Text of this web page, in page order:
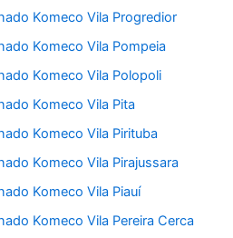
Komeco Vila Progredior
Komeco Vila Pompeia
Komeco Vila Polopoli
Komeco Vila Pita
Komeco Vila Pirituba
Komeco Vila Pirajussara
Komeco Vila Piauí
Komeco Vila Pereira Cerca